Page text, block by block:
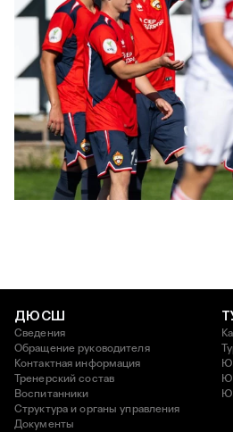
ЮФЛ: Московское дерби на
3 АВГУСТА 2026 14:15
ДЮСШ
Сведения
Обращение руководителя
Контактная информация
Тренерский состав
Воспитанники
Структура и органы управления
Документы